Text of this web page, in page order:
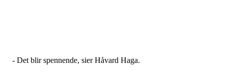
- Det blir spennende, sier Håvard Haga.